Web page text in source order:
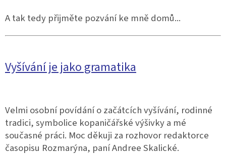
A tak tedy přijměte pozvání ke mně domů...
Vyšívání je jako gramatika
Velmi osobní povídání o začátcích vyšívání, rodinné
tradici, symbolice kopaničářské výšivky a mé
současné práci. Moc děkuji za rozhovor redaktorce
časopisu Rozmarýna, paní Andree Skalické.